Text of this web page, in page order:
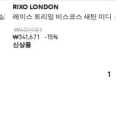
크 미디 드레스
RIXO LONDON
레이스 트리밍 비스코스 새틴 미디 스
₩401,981
₩341,671
-15%
1